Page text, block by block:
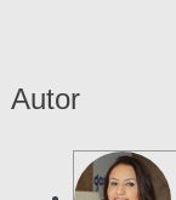
Autor